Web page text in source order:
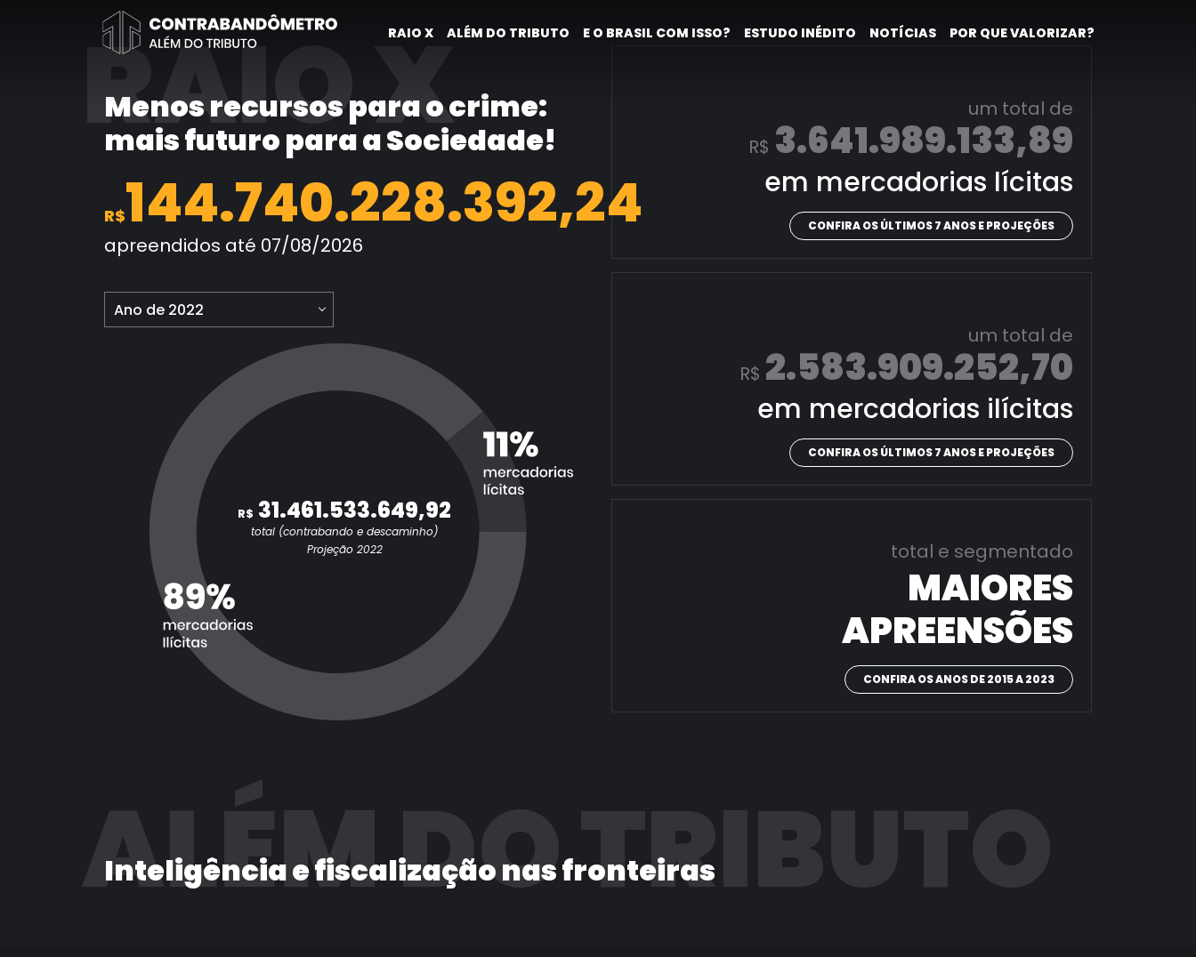
RAIO X ALÉM DO TRIBUTO E O BRASIL COM ISSO? ESTUDO INÉDITO NOTÍCIAS POR QUE VALORIZAR?
RAIO X
Menos recursos para o crime:
mais futuro para a Sociedade!
R$144.740.229.140,47
apreendidos até 07/08/2026
Ano de 2022
R$ 31.461.533.649,92
total (contrabando e descaminho)
Projeção 2022
um total de
R$ 3.641.989.133,89
em mercadorias lícitas
CONFIRA OS ÚLTIMOS 7 ANOS E PROJEÇÕES
um total de
R$ 2.583.909.252,70
em mercadorias ilícitas
CONFIRA OS ÚLTIMOS 7 ANOS E PROJEÇÕES
total e segmentado
MAIORES
APREENSÕES
CONFIRA OS ANOS DE 2015 A 2023
ALÉM DO TRIBUTO
Inteligência e fiscalização nas fronteiras